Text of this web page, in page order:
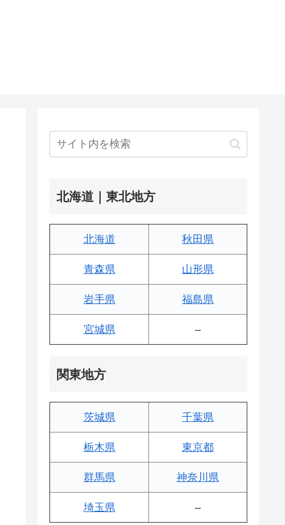
北海道｜東北地方
北海道 秋田県
青森県 山形県
岩手県 福島県
宮城県 –
関東地方
茨城県 千葉県
栃木県 東京都
群馬県 神奈川県
埼玉県 –